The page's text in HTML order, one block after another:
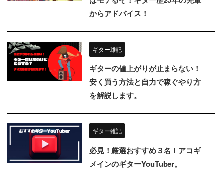
からアドバイス！
ギター雑記
ギターの値上がりが止まらない！
安く買う方法と自力で稼ぐやり方
を解説します。
ギター雑記
必見！厳選おすすめ３名！アコギ
メインのギターYouTuber。